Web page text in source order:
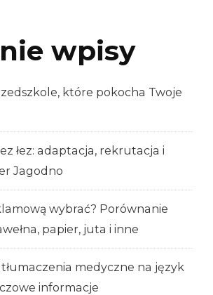
wpisy
które pokocha Twoje
łez: adaptacja, rekrutacja i
Jagodno
wybrać? Porównanie
papier, juta i inne
medyczne na język
informacje